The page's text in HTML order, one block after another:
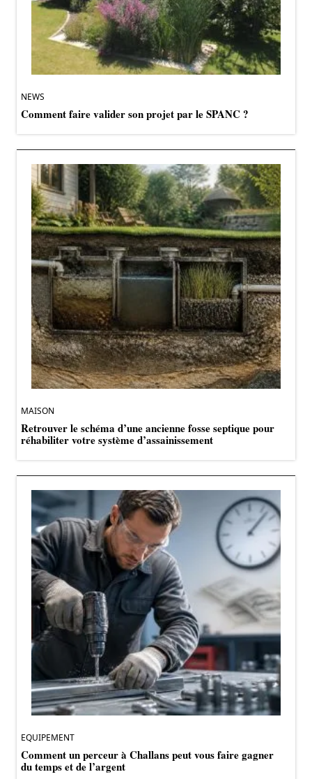
NEWS
Comment faire valider son projet par le SPANC ?
MAISON
Retrouver le schéma d’une ancienne fosse septique pour
réhabiliter votre système d’assainissement
EQUIPEMENT
Comment un perceur à Challans peut vous faire gagner
du temps et de l’argent